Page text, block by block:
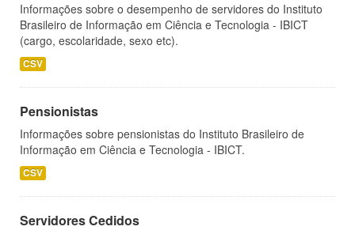
Informações sobre o desempenho de servidores do Instituto
Brasileiro de Informação em Ciência e Tecnologia - IBICT
(cargo, escolaridade, sexo etc).
CSV
Pensionistas
Informações sobre pensionistas do Instituto Brasileiro de
Informação em Ciência e Tecnologia - IBICT.
CSV
Servidores Cedidos